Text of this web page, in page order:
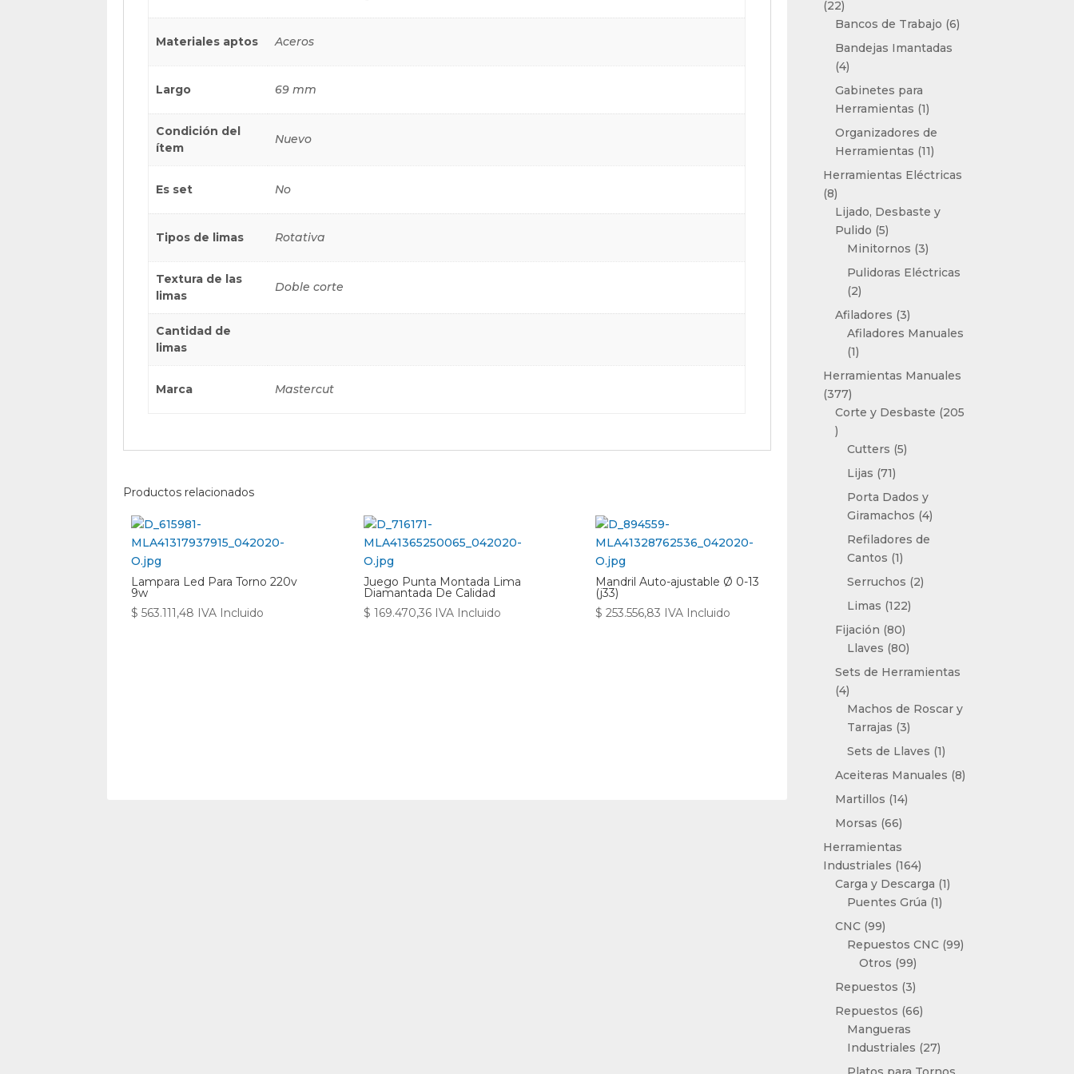
Materiales aptos Aceros
Largo 69 mm
Condición del
ítem
Nuevo
Es set No
Tipos de limas Rotativa
Textura de las
limas
Doble corte
Cantidad de
limas
Marca Mastercut
Productos relacionados
Lampara Led Para Torno 220v
9w
$ 563.111,48 IVA Incluido
Juego Punta Montada Lima
Diamantada De Calidad
$ 169.470,36 IVA Incluido
Mandril Auto-ajustable Ø 0-13
(j33)
$ 253.556,83 IVA Incluido
2222
productos
Bancos de Trabajo 66
Bandejas Imantadas
44
productos
Gabinetes para
Herramientas 11
producto
Organizadores de
Herramientas 1111
productos
Herramientas Eléctricas
88
productos
Lijado, Desbaste y
Pulido 55
productos
Minitornos 33
productos
Pulidoras Eléctricas
22
productos
Afiladores 33
productos
Afiladores Manuales
11
producto
Herramientas Manuales
377377
productos
Corte y Desbaste
205
205
productos
Cutters 55
Lijas 7171
productos
Porta Dados y
Giramachos 44
Refiladores de
Cantos 11
producto
Serruchos 22
Limas 122122
Fijación 8080
productos
Llaves 8080
productos
Sets de Herramientas
44
productos
Machos de Roscar y
Tarrajas 33
productos
Sets de Llaves 11
producto
Aceiteras Manuales 88
Martillos 1414
Morsas 6666
Herramientas
Industriales 164164
productos
Carga y Descarga 11
Puentes Grúa 11
CNC 9999
productos
Repuestos CNC 9999
Otros 9999
productos
Repuestos 33
productos
Repuestos 6666
Mangueras
Industriales
2727